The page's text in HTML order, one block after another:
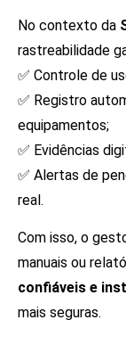
No contexto da
rastreabilidade
✅ Controle de
✅ Registro
equipamentos;
✅ Evidências
✅ Alertas de
real.
Com isso, o
manuais ou
confiáveis e
mais seguras.